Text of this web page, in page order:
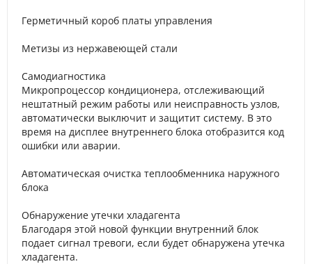
Герметичный короб платы управления
Метизы из нержавеющей стали
Самодиагностика
Микропроцессор кондиционера, отслеживающий
нештатный режим работы или неисправность узлов,
автоматически выключит и защитит систему. В это
время на дисплее внутреннего блока отобразится код
ошибки или аварии.
Автоматическая очистка теплообменника наружного
блока
Обнаружение утечки хладагента
Благодаря этой новой функции внутренний блок
подает сигнал тревоги, если будет обнаружена утечка
хладагента.